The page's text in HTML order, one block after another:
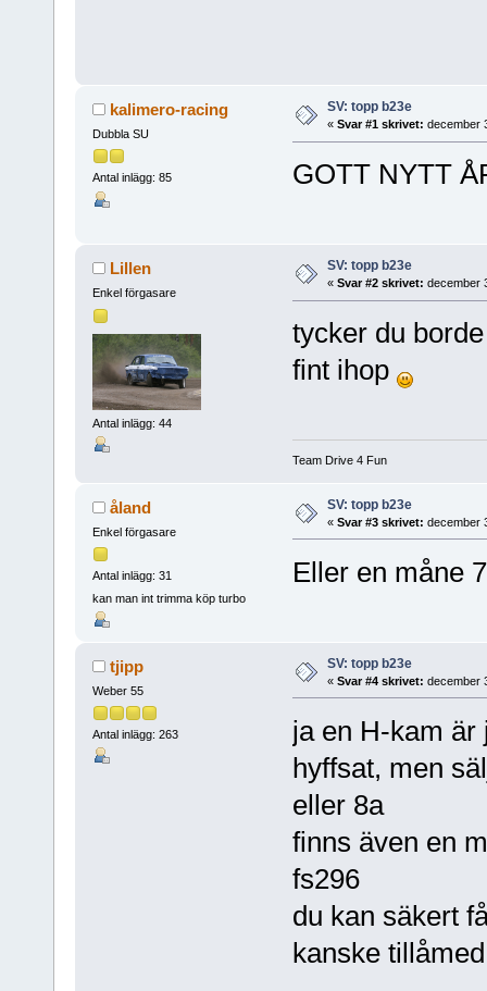
kalimero-racing
Dubbla SU
Antal inlägg: 85
SV: topp b23e
« Svar #1 skrivet: december
GOTT NYTT
Lillen
Enkel förgasare
Antal inlägg: 44
SV: topp b23e
« Svar #2 skrivet: december
tycker du
fint ihop
Team Drive 4 Fun
åland
Enkel förgasare
Antal inlägg: 31
kan man int trimma köp turbo
SV: topp b23e
« Svar #3 skrivet: december
Eller en måne
tjipp
Weber 55
Antal inlägg: 263
SV: topp b23e
« Svar #4 skrivet: december
ja en H-kam är
hyffsat, men
eller 8a
finns även en
fs296
du kan säkert
kanske